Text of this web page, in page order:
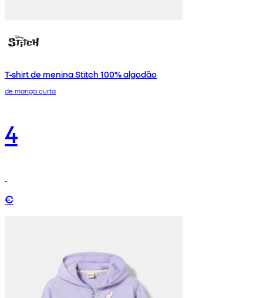
T-shirt de menina Stitch 100% algodão
de manga curta
4
€